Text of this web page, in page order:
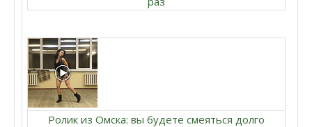
Ролик из Омска: вы будете смеяться долго